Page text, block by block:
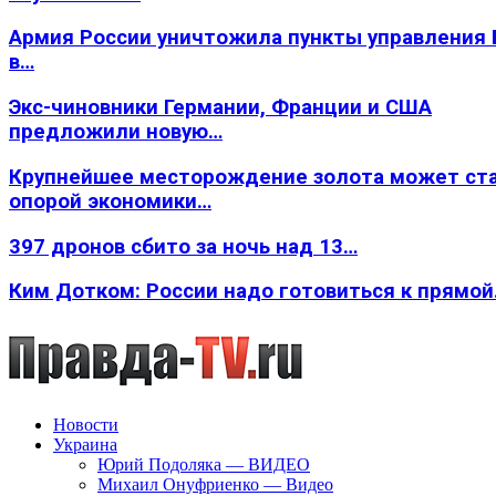
Армия России уничтожила пункты
в…
Экс-чиновники Германии, Франции и США
предложили новую…
Крупнейшее месторождение золота может
опорой экономики…
397 дронов сбито за ночь над 13…
Ким Дотком: России надо готовиться к
Новости
Украина
Юрий Подоляка — ВИДЕО
Михаил Онуфриенко — Видео